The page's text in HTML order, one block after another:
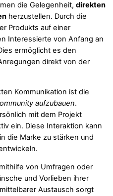
die Gelegenheit, direkten
herzustellen. Durch die
Produkts auf einer
Interessierte von Anfang an
ermöglicht es den
direkt von der
Kommunikation ist die
aufzubauen.
mit dem Projekt
ein. Diese Interaktion kann
die Marke zu stärken und
von Umfragen oder
und Vorlieben ihrer
Austausch sorgt